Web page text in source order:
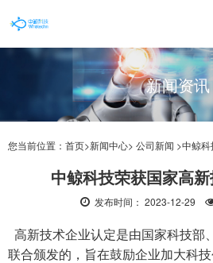
新闻资讯
您当前位置： 首页>新闻中心> 公司新闻 >中鲸
中鲸科技荣获国家高
发布时间： 2023-12-29
高新技术企业认定是由国家科技部
联合颁发的，旨在鼓励企业加大科